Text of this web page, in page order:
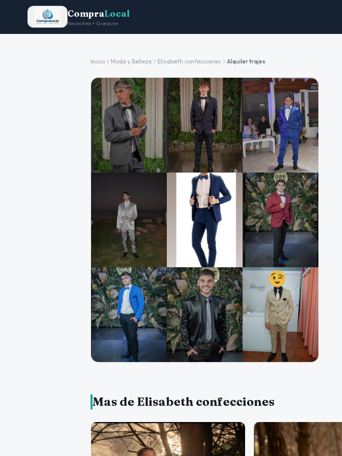
CompraLocal
Necochea + Quequen
Inicio Moda y Belleza Elisabeth confecciones Alquiler trajes
Mas de Elisabeth confecciones